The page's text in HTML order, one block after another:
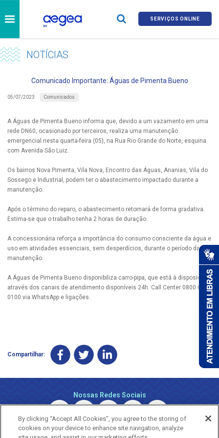
SERVIÇOS ONLINE
NOTÍCIAS
Comunicado Importante: Águas de Pimenta Bueno
05/07/2023 Comunicados
A Águas de Pimenta Bueno informa que, devido a um vazamento em uma
rede DN60, ocasionado por terceiros, realiza uma manutenção
emergencial nesta quarta-feira (05), na Rua Rio Grande do Norte, esquina
com Avenida São Luiz.
Os bairros Nova Pimenta, Vila Nova, Encontro das Águas, Ananias, Vila do
Sossego e Industrial, podem ter o abastecimento impactado durante a
manutenção.
Após o término do reparo, o abastecimento retornará de forma gradativa.
Estima-se que o trabalho tenha 2 horas de duração.
A concessionária reforça a importância do consumo consciente da água e
uso em atividades essenciais, sem desperdícios, durante o período da
manutenção.
A Águas de Pimenta Bueno disponibiliza carro-pipa, que está à disposição
através dos canais de atendimento disponíveis 24h. Call Center 0800 690
0100 via WhatsApp e ligações.
Compartilhar:
Nossas Redes Sociais
By clicking “Accept All Cookies”, you agree to the storing of
cookies on your device to enhance site navigation, analyze